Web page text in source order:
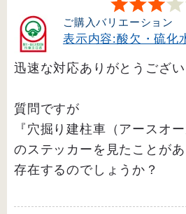
ご購入バリエーション
表示内容:酸欠・硫化
迅速な対応ありがとうござ
質問ですが
『穴掘り建柱車（アースオー
のステッカーを見たことがあ
存在するのでしょうか？